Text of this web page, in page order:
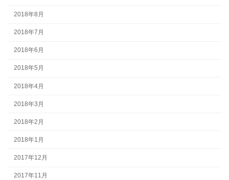
2018年8月
2018年7月
2018年6月
2018年5月
2018年4月
2018年3月
2018年2月
2018年1月
2017年12月
2017年11月